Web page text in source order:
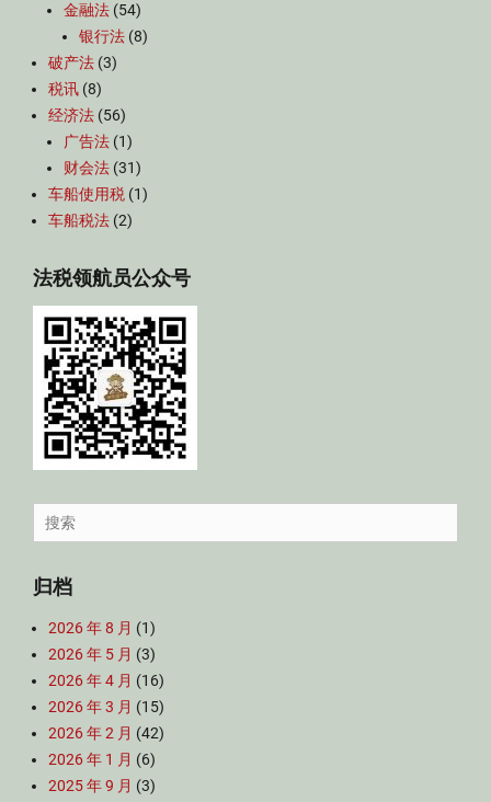
金融法 (54)
银行法 (8)
破产法 (3)
税讯 (8)
经济法 (56)
广告法 (1)
财会法 (31)
车船使用税 (1)
车船税法 (2)
法税领航员公众号
Search
for:
归档
2026 年 8 月 (1)
2026 年 5 月 (3)
2026 年 4 月 (16)
2026 年 3 月 (15)
2026 年 2 月 (42)
2026 年 1 月 (6)
2025 年 9 月 (3)